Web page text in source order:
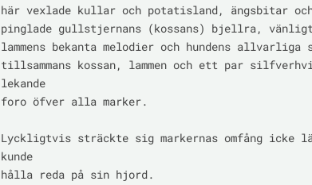
här vexlade kullar och potatisland, ängsbitar
pinglade gullstjernans (kossans) bjellra, vänligt
lammens bekanta melodier och hundens
tillsammans kossan, lammen och ett par
lekande
foro öfver alla marker.
Lyckligtvis sträckte sig markernas omfång icke
kunde
hålla reda på sin hjord.